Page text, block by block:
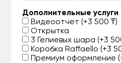
Дополнительные услуги
Видеоотчет (+3 500 ₸)
Открытка
3 Гелиевых шара (+3
Коробка Raffaello (+3
Премиум оформление